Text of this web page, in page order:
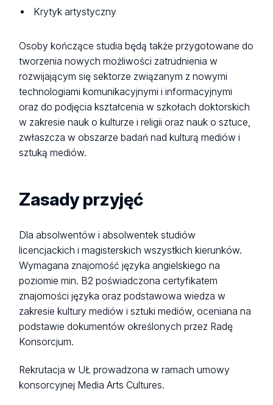
Krytyk artystyczny
Osoby kończące studia będą także przygotowane do
tworzenia nowych możliwości zatrudnienia w
rozwijającym się sektorze związanym z nowymi
technologiami komunikacyjnymi i informacyjnymi
oraz do podjęcia kształcenia w szkołach doktorskich
w zakresie nauk o kulturze i religii oraz nauk o sztuce,
zwłaszcza w obszarze badań nad kulturą mediów i
sztuką mediów.
Zasady przyjęć
Dla absolwentów i absolwentek studiów
licencjackich i magisterskich wszystkich kierunków.
Wymagana znajomość języka angielskiego na
poziomie min. B2 poświadczona certyfikatem
znajomości języka oraz podstawowa wiedza w
zakresie kultury mediów i sztuki mediów, oceniana na
podstawie dokumentów określonych przez Radę
Konsorcjum.
Rekrutacja w UŁ prowadzona w ramach umowy
konsorcyjnej Media Arts Cultures.